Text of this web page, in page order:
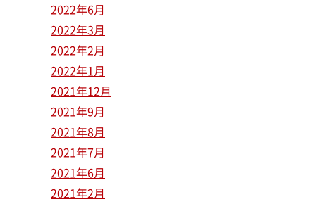
2022年6月
2022年3月
2022年2月
2022年1月
2021年12月
2021年9月
2021年8月
2021年7月
2021年6月
2021年2月